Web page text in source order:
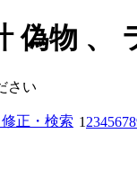
偽物 、
さい
正・検索 1 2345678